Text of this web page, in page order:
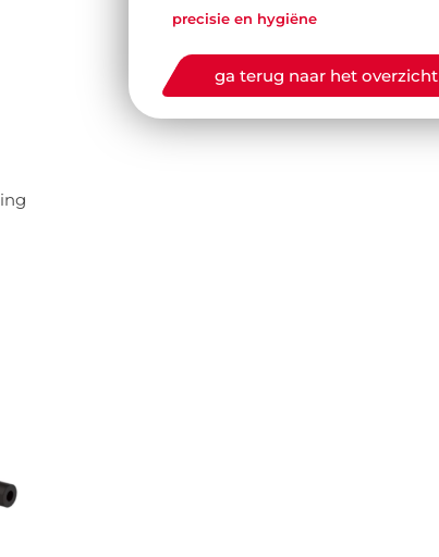
precisie en hygiëne
ga terug naar het overzicht